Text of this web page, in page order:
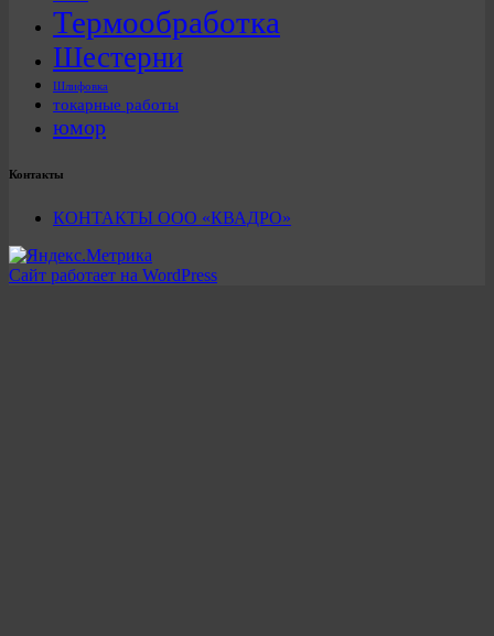
Термообработка
Шестерни
Шлифовка
токарные работы
юмор
Контакты
КОНТАКТЫ ООО «КВАДРО»
Сайт работает на WordPress